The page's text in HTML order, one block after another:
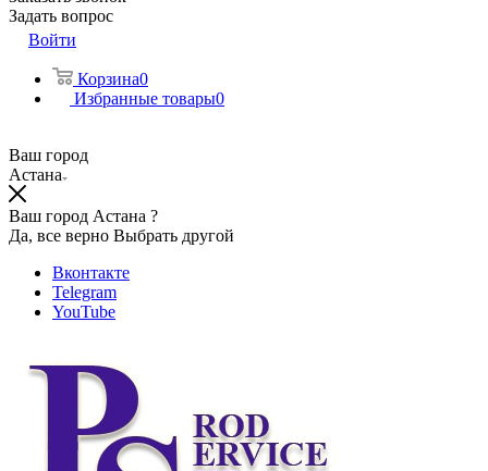
Задать вопрос
Войти
Корзина0
Избранные товары0
Ваш город
Астана
Ваш город Астана ?
Да, все верно Выбрать другой
Вконтакте
Telegram
YouTube